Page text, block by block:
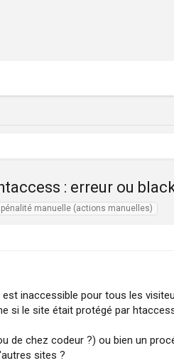
: erreur ou
pénalité manuelle (actions manuelles)
est inaccessible pour tous les
si le site était protégé par
de chez codeur ?) ou bien un
sites ?